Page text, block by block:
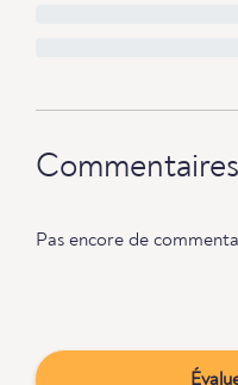
Commentaires
Pas encore de